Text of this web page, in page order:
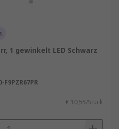
1 gewinkelt LED Schwarz
F9PZR67PR
€ 10,55/Stück